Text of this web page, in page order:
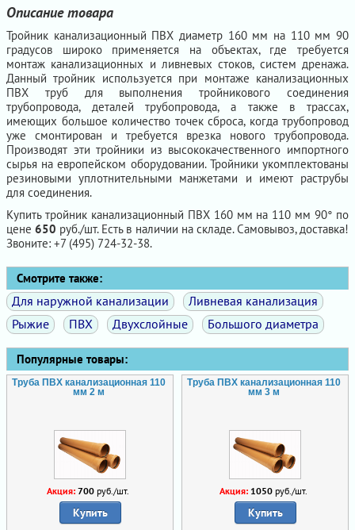
Описание товара
Тройник канализационный ПВХ диаметр 160 мм на 110 мм 90
градусов широко применяется на объектах, где требуется
монтаж канализационных и ливневых стоков, систем дренажа.
Данный тройник используется при монтаже канализационных
ПВХ труб для выполнения тройникового соединения
трубопровода, деталей трубопровода, а также в трассах,
имеющих большое количество точек сброса, когда трубопровод
уже смонтирован и требуется врезка нового трубопровода.
Производят эти тройники из высококачественного импортного
сырья на европейском оборудовании. Тройники укомплектованы
резиновыми уплотнительными манжетами и имеют раструбы
для соединения.
Купить тройник канализационный ПВХ 160 мм на 110 мм 90° по
цене650 руб./шт. Есть в наличии на складе. Самовывоз, доставка!
Звоните: +7 (495) 724-32-38.
Смотрите также:
Для наружной канализации
Ливневая канализация
Рыжие
ПВХ Двухслойные Большого диаметра
Популярные товары:
Труба ПВХ канализационная 110
мм 2 м
Акция: 700 руб./шт.
Купить
Труба ПВХ канализационная 110
мм 3 м
Акция: 1050руб./шт.
Купить